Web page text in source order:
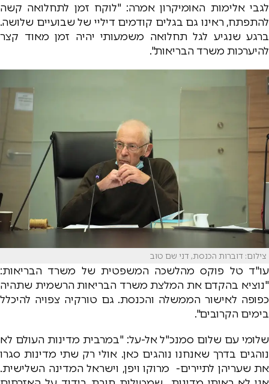
לגבי אלימות האומיקרון אמרה: "לוקח זמן לתחלואה קשה
להתפתח, ראינו גם בגלים קודמים דיליי של שבועיים שלושה.
ברגע שנגיע לגל תחלואה משמעותי יהיה זמן מאוד קצר
להיערכות משרד הבריאות".
צילום: דוברות הכנסת, דני שם טוב
עו"ד טל פוקס מהלשכה המשפטית של משרד הבריאות:
"נוציא בהקדם את המלצת משרד הבריאות הרשמית שתהיה
כפופה לאישור הממשלה והכנסת. גם טורקיה צפויה להיכלל
בימים הקרובים".
שלומי עם שלום סמנכ"ל אל-על: "במרבית מדינות העולם לא
נוהגים בדרך שאנחנו נוהגים כאן. אולי רק שתי מדינות סגרו
את שעריהן לתיירים- מרוקו ויפן, וישראל המדינה השלישית.